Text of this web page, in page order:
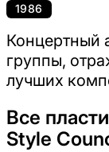
1986
Концертный
группы,
лучших
Все
Style